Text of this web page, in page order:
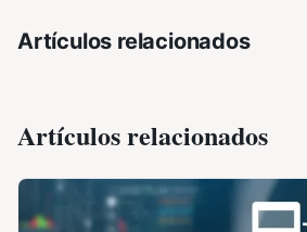
Artículos relacionados
Artículos relacionados